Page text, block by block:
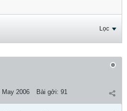
Lọc
May 2006 Bài gởi: 91